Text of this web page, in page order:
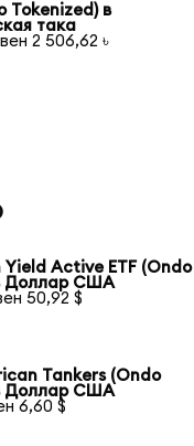
Tokenized) в
така
2 506,62 ৳
Yield Active ETF (Ondo
Доллар США
50,92 $
Tankers (Ondo
Доллар США
6,60 $